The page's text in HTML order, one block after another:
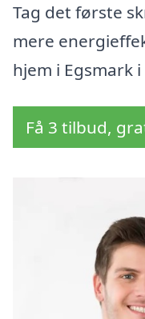
Tag det første
mere
hjem i Egsmark
Få 3 tilbud,